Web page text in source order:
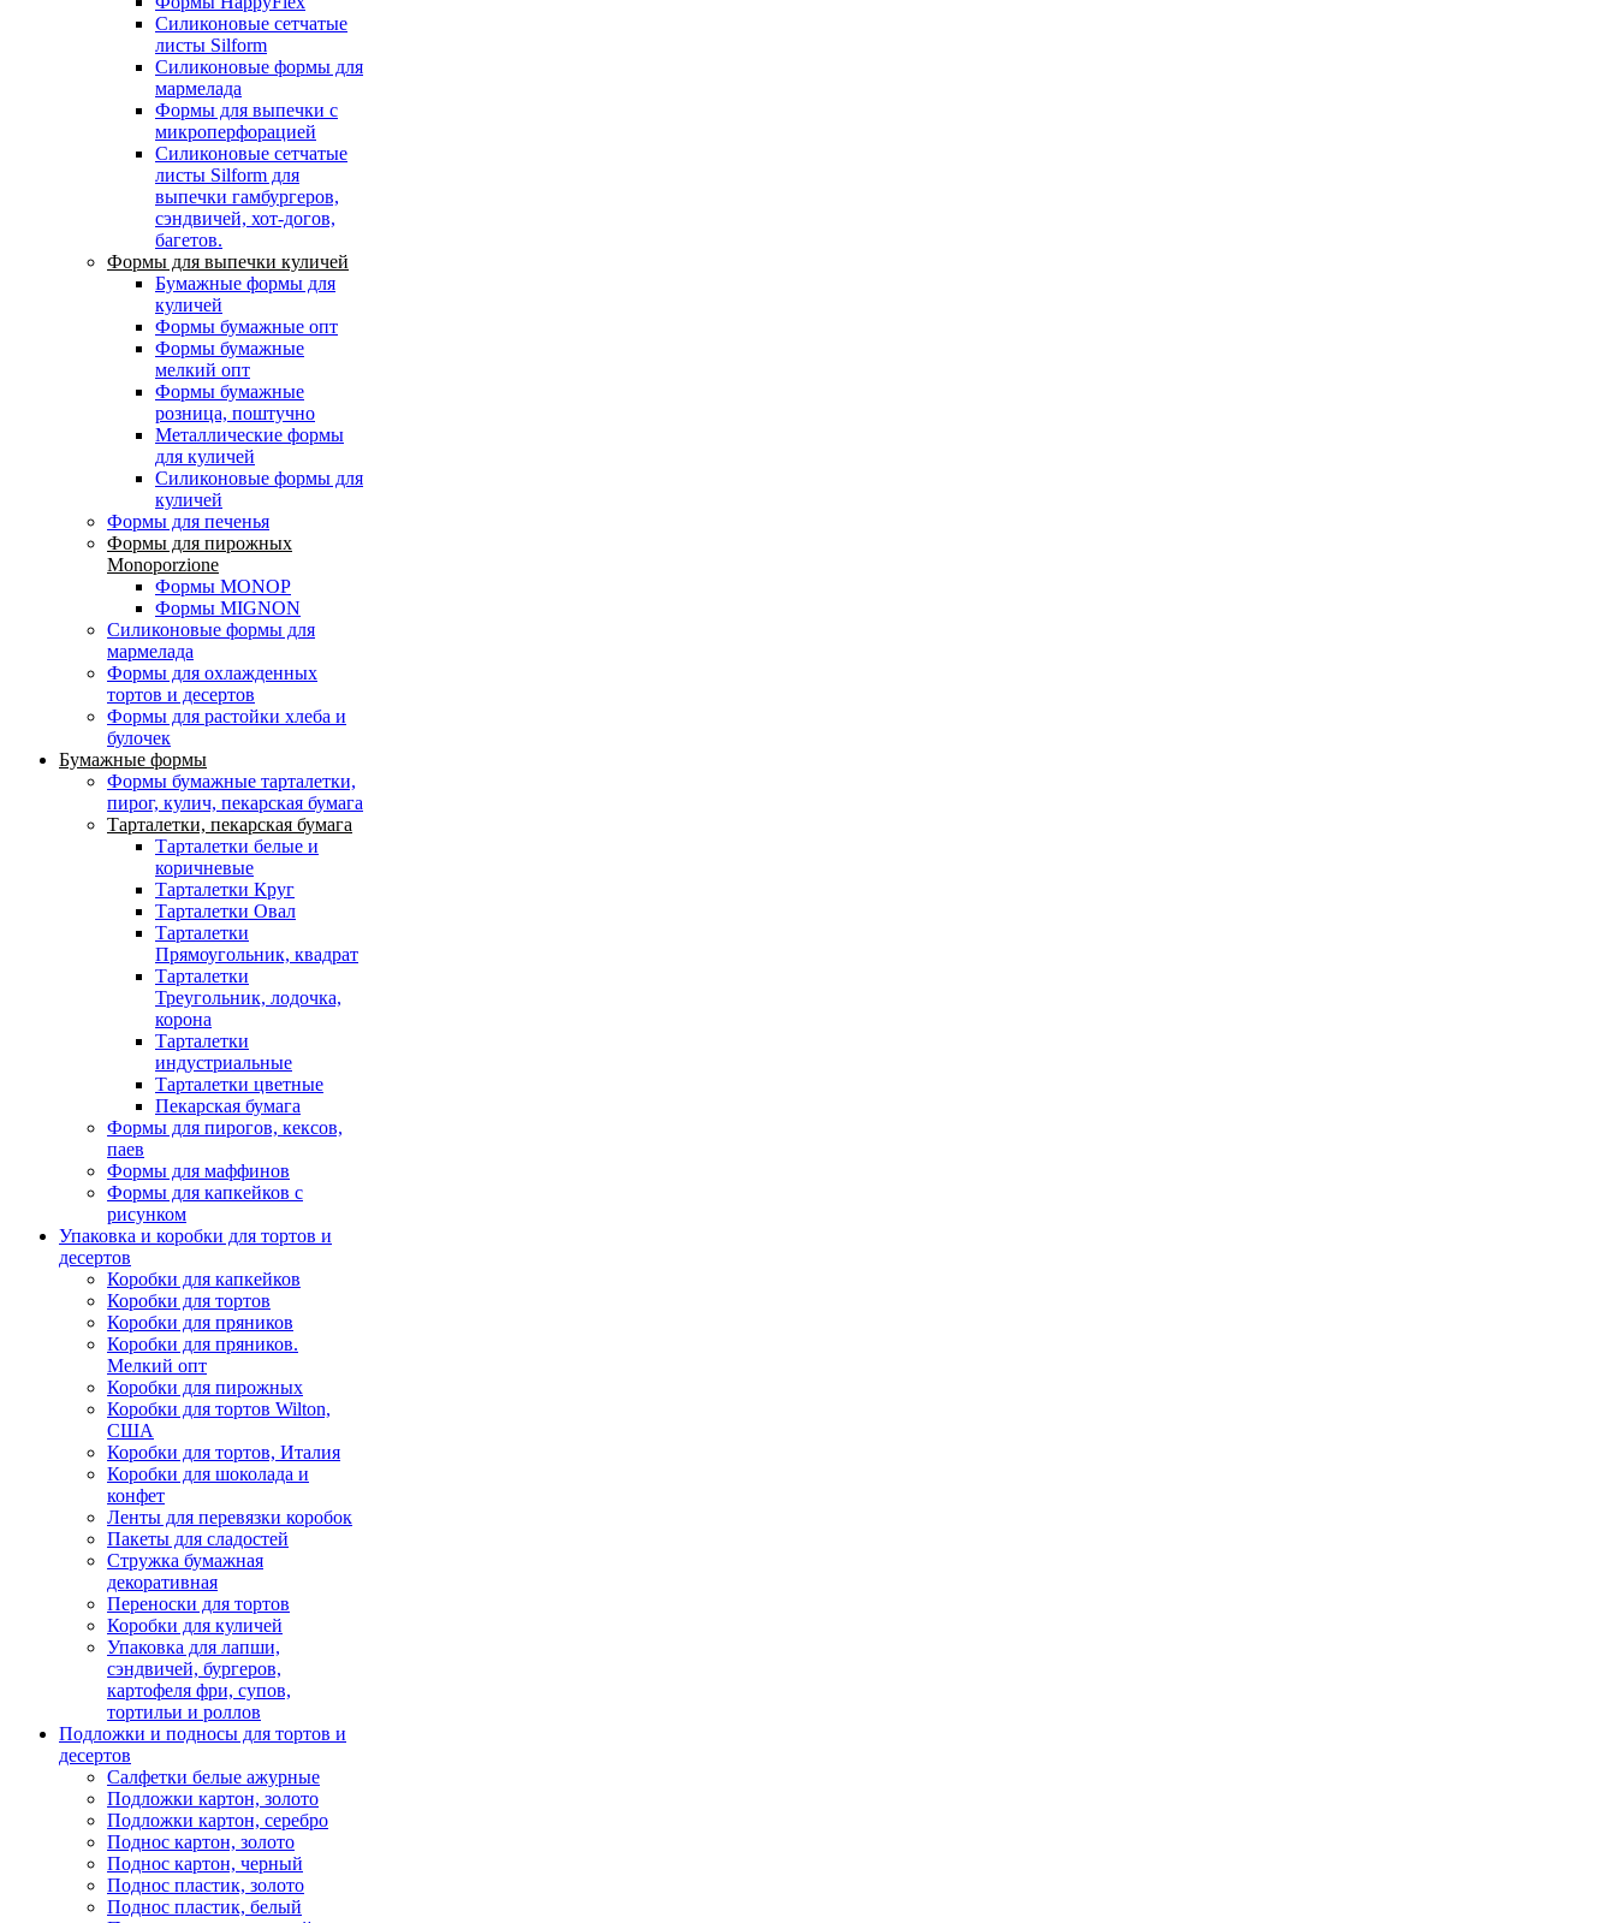
Силиконовые сетчатые
листы Silform
Силиконовые формы для
мармелада
Формы для выпечки с
микроперфорацией
Силиконовые сетчатые
листы Silform для
выпечки гамбургеров,
сэндвичей, хот-догов,
багетов.
Формы для выпечки куличей
Бумажные формы для
куличей
Формы бумажные опт
Формы бумажные
мелкий опт
Формы бумажные
розница, поштучно
Металлические формы
для куличей
Силиконовые формы для
куличей
Формы для печенья
Формы для пирожных
Monoporzione
Формы MONOP
Формы MIGNON
Силиконовые формы для
мармелада
Формы для oхлажденных
тортов и десертов
Формы для растойки хлеба и
булочек
Бумажные формы
Формы бумажные тарталетки,
пирог, кулич, пекарская бумага
Тарталетки, пекарская бумага
Тарталетки белые и
коричневые
Тарталетки Круг
Тарталетки Овал
Тарталетки
Прямоугольник, квадрат
Тарталетки
Треугольник, лодочка,
корона
Тарталетки
индустриальные
Тарталетки цветные
Пекарская бумага
Формы для пирогов, кексов,
паев
Формы для маффинов
Формы для капкейков с
рисунком
Упаковка и коробки для тортов и
десертов
Коробки для капкейков
Коробки для тортов
Коробки для пряников
Коробки для пряников.
Мелкий опт
Коробки для пирожных
Коробки для тортов Wilton,
США
Коробки для тортов, Италия
Коробки для шоколада и
конфет
Ленты для перевязки коробок
Пакеты для сладостей
Стружка бумажная
декоративная
Переноски для тортов
Коробки для куличей
Упаковка для лапши,
сэндвичей, бургеров,
картофеля фри, супов,
тортильи и роллов
Подложки и подносы для тортов и
десертов
Салфетки белые ажурные
Подложки картон, золото
Подложки картон, серебро
Поднос картон, золото
Поднос картон, черный
Поднос пластик, золото
Поднос пластик, белый